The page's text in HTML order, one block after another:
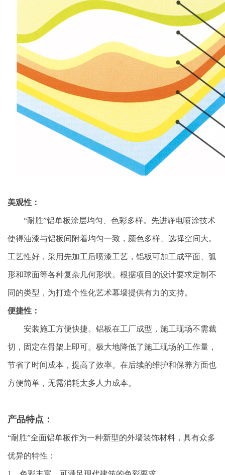
美观性：
“耐胜”铝单板涂层均匀、色彩多样。先进静电喷涂技术
使得油漆与铝板间附着均匀一致，颜色多样、选择空间大。
工艺性好，采用先加工后喷漆工艺，铝板可加工成平面、弧
形和球面等各种复杂几何形状。根据项目的设计要求定制不
同的类型，为打造个性化艺术幕墙提供有力的支持。
便捷性：
安装施工方便快捷。铝板在工厂成型，施工现场不需裁
切，固定在骨架上即可。极大地降低了施工现场的工作量，
节省了时间成本，提高了效率。在后续的维护和保养方面也
方便简单，无需消耗太多人力成本。
产品特点：
“耐胜”全面铝单板作为一种新型的外墙装饰材料，具有众多
优异的特性：